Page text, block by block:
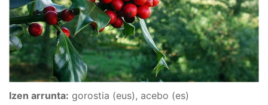
Izen arrunta: gorostia (eus), acebo (es)